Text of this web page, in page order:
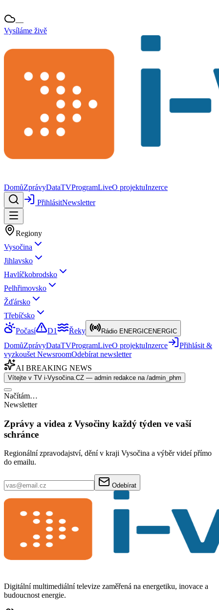
—
Vysíláme živě
DomůZprávyDataTVProgramLiveO projektuInzerce
PřihlásitNewsletter
Regiony
Vysočina
Jihlavsko
Havlíčkobrodsko
Pelhřimovsko
Žďársko
Třebíčsko
Počasí
D1 Řeky Rádio ENERGICENERGIC
DomůZprávyDataTVProgramLiveO projektuInzerce
Přihlásit &
vyzkoušet NewsroomOdebírat newsletter
AI BREAKING NEWS
Vítejte v TV i-Vysočina.CZ — admin redakce na /admin_phm
Načítám…
Newsletter
Zprávy a videa z Vysočiny každý týden ve vaší
schránce
Regionální zpravodajství, dění v kraji Vysočina a výběr videí přímo
do emailu.
Odebírat
Digitální multimediální televize zaměřená na energetiku, inovace a
budoucnost energie.